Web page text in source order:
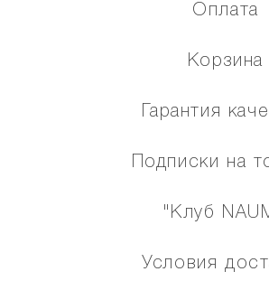
Оплата
Корзина
Гарантия
Подписки на
"Клуб
Условия